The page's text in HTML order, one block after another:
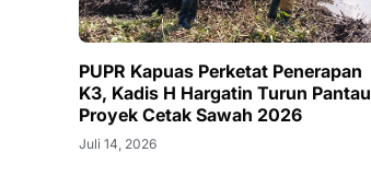
PUPR Kapuas Perketat Penerapan
K3, Kadis H Hargatin Turun Pantau
Proyek Cetak Sawah 2026
Juli 14, 2026